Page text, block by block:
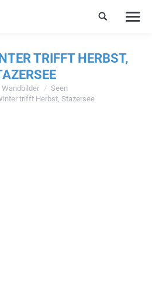
TRIFFT HERBST,
Wandbilder
Seen
trifft Herbst, Stazersee